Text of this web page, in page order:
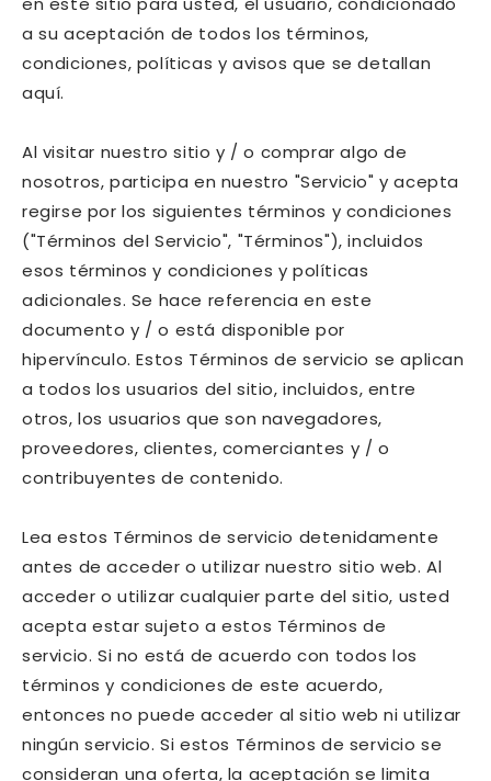
a su aceptación de todos los términos,
condiciones, políticas y avisos que se detallan
aquí.
Al visitar nuestro sitio y / o comprar algo de
nosotros, participa en nuestro "Servicio" y acepta
regirse por los siguientes términos y condiciones
("Términos del Servicio", "Términos"), incluidos
esos términos y condiciones y políticas
adicionales. Se hace referencia en este
documento y / o está disponible por
hipervínculo. Estos Términos de servicio se aplican
a todos los usuarios del sitio, incluidos, entre
otros, los usuarios que son navegadores,
proveedores, clientes, comerciantes y / o
contribuyentes de contenido.
Lea estos Términos de servicio detenidamente
antes de acceder o utilizar nuestro sitio web. Al
acceder o utilizar cualquier parte del sitio, usted
acepta estar sujeto a estos Términos de
servicio. Si no está de acuerdo con todos los
términos y condiciones de este acuerdo,
entonces no puede acceder al sitio web ni utilizar
ningún servicio. Si estos Términos de servicio se
consideran una oferta, la aceptación se limita